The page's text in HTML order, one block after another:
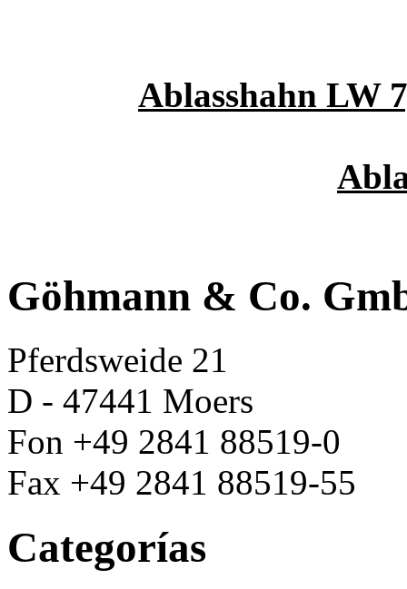
Ablasshahn LW
Göhmann & Co.
Pferdsweide 21
D - 47441 Moers
Fon +49 2841 88519-0
Fax +49 2841 88519-55
Categorías